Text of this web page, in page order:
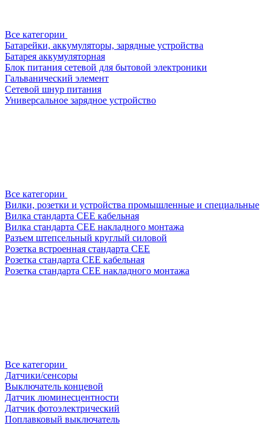
Все категории
Батарейки, аккумуляторы, зарядные устройства
Батарея аккумуляторная
Блок питания сетевой для бытовой электроники
Гальванический элемент
Сетевой шнур питания
Универсальное зарядное устройство
Все категории
Вилки, розетки и устройства промышленные и специальные
Вилка стандарта CEE кабельная
Вилка стандарта CEE накладного монтажа
Разъем штепсельный круглый силовой
Розетка встроенная стандарта CEE
Розетка стандарта СЕЕ кабельная
Розетка стандарта СЕЕ накладного монтажа
Все категории
Датчики/сенсоры
Выключатель концевой
Датчик люминесцентности
Датчик фотоэлектрический
Поплавковый выключатель